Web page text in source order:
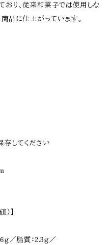
り、従来和菓子では使用しな
品に仕上がっています。
してください
】
／脂質：2.3g／